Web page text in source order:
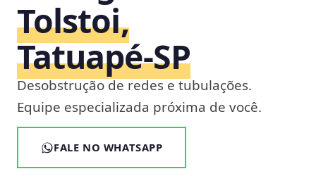
Tolstoi,
Tatuapé‑SP
Desobstrução de redes e tubulações.
Equipe especializada próxima de você.
FALE NO WHATSAPP